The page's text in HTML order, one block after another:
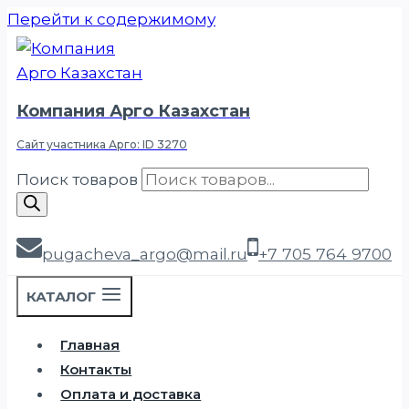
Перейти к содержимому
Компания Арго Казахстан
Сайт участника Арго: ID 3270
Поиск товаров
pugacheva_argo@mail.ru +7 705 764 9700
КАТАЛОГ
Главная
Контакты
Оплата и доставка